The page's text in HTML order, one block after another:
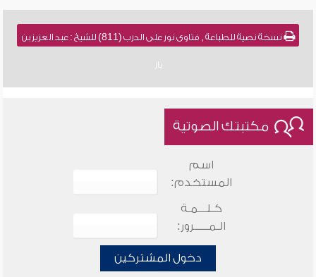
نسخة نصية للطباعة , فتاوى نور على الدرب (811) للشيخ : عبد العزيز بن
باز
مكتبتك الصوتية
اسم
المستخدم:
كـلـــمـة
الـمـــــرور:
دخول المشتركين